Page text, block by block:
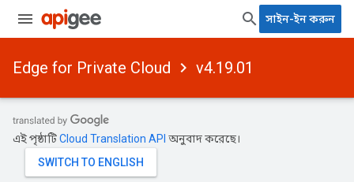
সাইন-ইন করুন
Edge for Private Cloud v4.19.01
এই পৃষ্ঠাটিCloud Translation API অনুবাদ করেছে।